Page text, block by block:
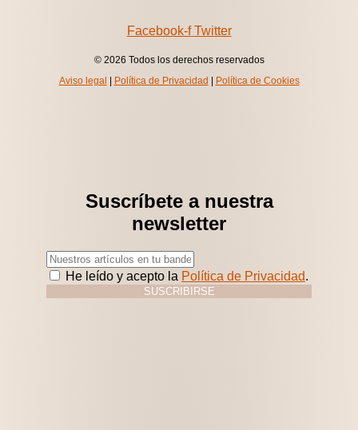
Facebook-f Twitter
© 2026 Todos los derechos reservados
Aviso legal
Política de Privacidad Política de Cookies
Suscríbete a nuestra
newsletter
He leído y acepto la Política de Privacidad.